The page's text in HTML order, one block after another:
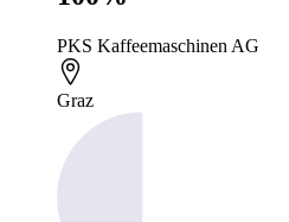
PKS Kaffeemaschinen AG
Graz